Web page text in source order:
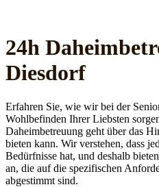
24h
Diesdorf
Erfahren Sie, wie wir bei der
Wohlbefinden Ihrer Liebsten
Daheimbetreuung geht über das
bieten kann. Wir verstehen, dass
Bedürfnisse hat, und deshalb
an, die auf die spezifischen
abgestimmt sind.